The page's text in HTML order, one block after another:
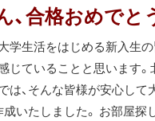
、合格おめで
学生活をはじめる新入生の
じていることと思います
は、そんな皆様が安心して
成いたしました。 お部屋